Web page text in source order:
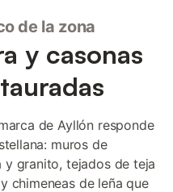
de la zona
y casonas
de Ayllón responde
muros de
granito, tejados de teja
chimeneas de leña que